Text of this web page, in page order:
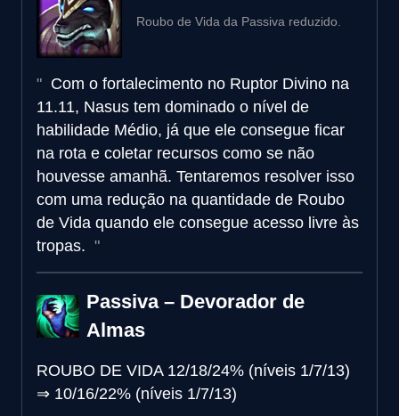
Roubo de Vida da Passiva reduzido.
Com o fortalecimento no Ruptor Divino na
11.11, Nasus tem dominado o nível de
habilidade Médio, já que ele consegue ficar
na rota e coletar recursos como se não
houvesse amanhã. Tentaremos resolver isso
com uma redução na quantidade de Roubo
de Vida quando ele consegue acesso livre às
tropas.
Passiva – Devorador de
Almas
ROUBO DE VIDA 12/18/24% (níveis 1/7/13)
⇒ 10/16/22% (níveis 1/7/13)